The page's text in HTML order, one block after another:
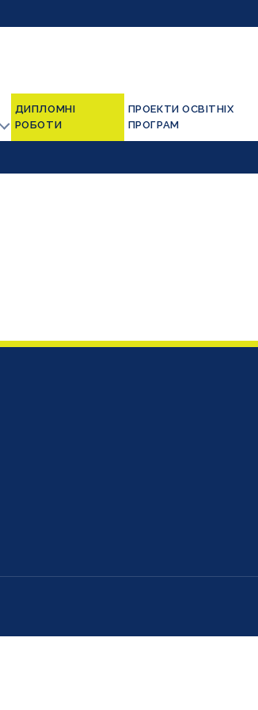
ДИПЛОМНІ
РОБОТИ
ПРОЕКТИ ОСВІТНІХ
ПРОГРАМ